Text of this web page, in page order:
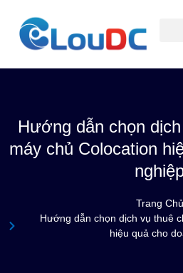
Hướng dẫn chọn
máy chủ Colocation
Trang Chủ
Hướng dẫn chọn dịch vụ thuê
hiệu quả cho